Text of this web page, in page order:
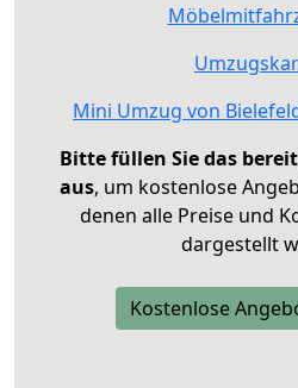
Mini Umzug von
Bitte füllen Sie das
aus, um kostenlose
denen alle Preise und
dargestellt
Kostenlose